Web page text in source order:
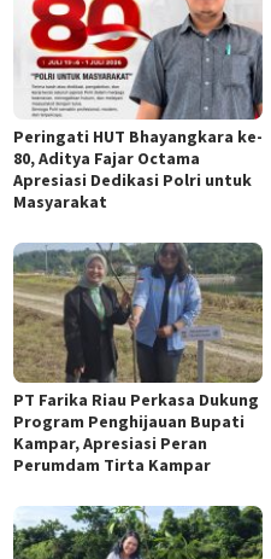
Peringati HUT Bhayangkara ke-
80, Aditya Fajar Octama
Apresiasi Dedikasi Polri untuk
Masyarakat
PT Farika Riau Perkasa Dukung
Program Penghijauan Bupati
Kampar, Apresiasi Peran
Perumdam Tirta Kampar